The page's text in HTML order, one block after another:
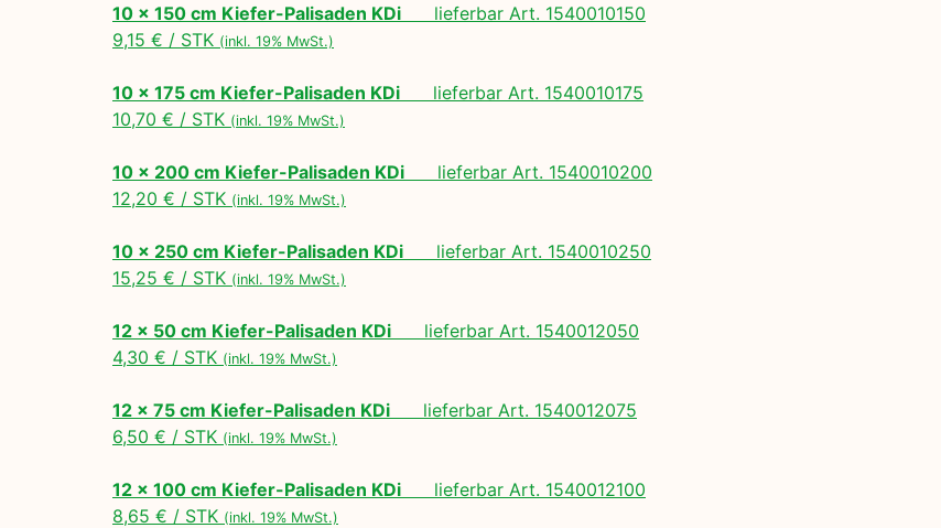
10 x 150 cm Kiefer-Palisaden KDi lieferbar Art. 1540010150
9,15 € / STK (inkl. 19% MwSt.)
10 x 175 cm Kiefer-Palisaden KDi lieferbar Art. 1540010175
10,70 € / STK (inkl. 19% MwSt.)
10 x 200 cm Kiefer-Palisaden KDi lieferbar Art. 1540010200
12,20 € / STK (inkl. 19% MwSt.)
10 x 250 cm Kiefer-Palisaden KDi lieferbar Art. 1540010250
15,25 € / STK (inkl. 19% MwSt.)
12 x 50 cm Kiefer-Palisaden KDi lieferbar Art. 1540012050
4,30 € / STK (inkl. 19% MwSt.)
12 x 75 cm Kiefer-Palisaden KDi lieferbar Art. 1540012075
6,50 € / STK (inkl. 19% MwSt.)
12 x 100 cm Kiefer-Palisaden KDi lieferbar Art. 1540012100
8,65 € / STK (inkl. 19% MwSt.)